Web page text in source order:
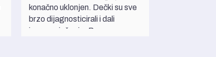
konačno uklonjen. Dečki su sve
brzo dijagnosticirali i dali
izvrsno rješenje. Puno vam